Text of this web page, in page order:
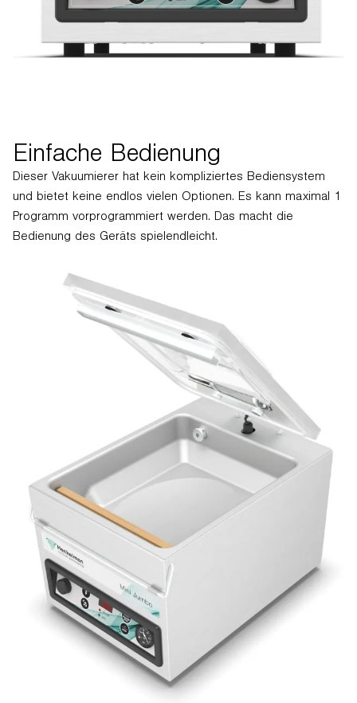
Einfache Bedienung
Dieser Vakuumierer hat kein kompliziertes Bediensystem
und bietet keine endlos vielen Optionen. Es kann maximal 1
Programm vorprogrammiert werden. Das macht die
Bedienung des Geräts spielendleicht.